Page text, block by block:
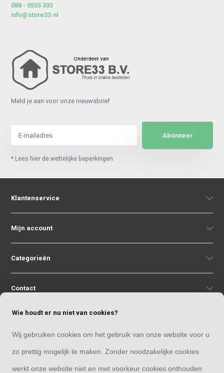
088 - 0555 333
info@store33.nl
Meld je aan voor onze nieuwsbrief
Abonneer
* Lees hier de wettelijke beperkingen
Klantenservice
Mijn account
Categorieën
Contact
Raamdecoratie33 | Thuis in raamdecoratie8,4- 244 reviews
Wie houdt er nu niet van cookies?
Wij gebruiken cookies om het gebruik van onze website voor u
zo prettig mogelijk te maken. Zonder noodzakelijke cookies
werkt onze website niet en met voorkeur cookies onthouden